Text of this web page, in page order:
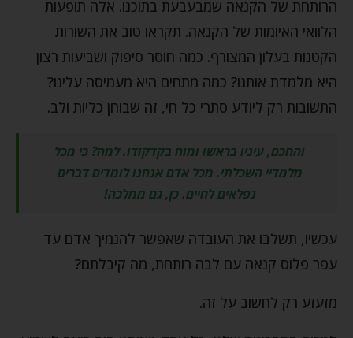
הרותחת של הקנאה שמבעבעת בתוכנו. אלה תופעות
הלוואי האיומות של הקנאה. תקראו טוב את השורות
הקטנות בעלון המצורף. כמה חוסר סיפוק ושביעות רצון
היא מלמדת אותנו? כמה מתחים היא מעמיסה עלינו?
התשובות רק ליודע סתרי כל חי, זה שבוחן כליות ולב.
והחכם, עיניו בראשו ומוח בקדקודו. למה? כי מכל
מלמדיי השכלתי. מכל אדם אנחנו לומדים דברים
נפלאים לחיים. כן, גם ממלכה!
עכשיו, תשלבו את העובדה שאפשר להנמיך אדם עד
עפר פלוס קנאה עם לבה רותחת, מה קיבלתם?
מזעזע רק לחשוב על זה.